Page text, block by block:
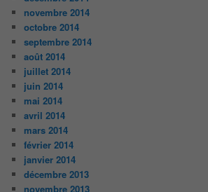
novembre 2014
octobre 2014
septembre 2014
août 2014
juillet 2014
juin 2014
mai 2014
avril 2014
mars 2014
février 2014
janvier 2014
décembre 2013
novembre 2013